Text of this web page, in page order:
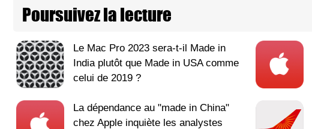
Poursuivez la lecture
Le Mac Pro 2023 sera-t-il Made in
India plutôt que Made in USA comme
celui de 2019 ?
La dépendance au "made in China"
chez Apple inquiète les analystes